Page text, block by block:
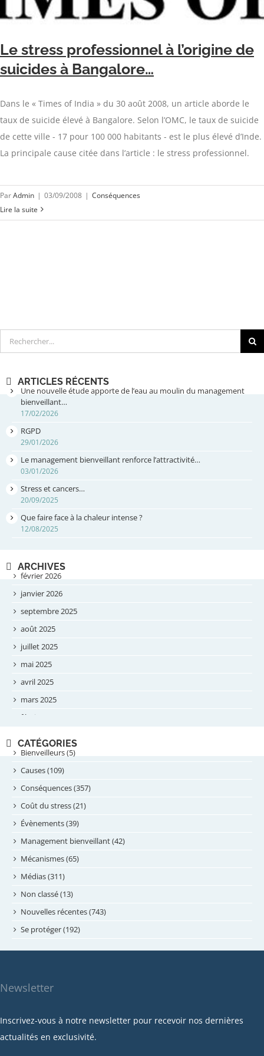
Le stress professionnel à l’origine de
suicides à Bangalore…
Dans le « Times of India » du 30 août 2008, un article aborde le
taux de suicide élevé à Bangalore. Selon l’OMC, le taux de suicide
de cette ville - 17 pour 100 000 habitants - est le plus élevé d’Inde.
La principale cause citée dans l’article : le stress professionnel.
ParAdmin | 03/09/2008 | Conséquences
Lire la suite
Rechercher
ARTICLES RÉCENTS
Une nouvelle étude apporte de l’eau au moulin du management
bienveillant…
17/02/2026
RGPD
29/01/2026
Le management bienveillant renforce l’attractivité…
03/01/2026
Stress et cancers…
20/09/2025
Que faire face à la chaleur intense ?
12/08/2025
ARCHIVES
février 2026
janvier 2026
septembre 2025
août 2025
juillet 2025
mai 2025
avril 2025
mars 2025
février 2025
septembre 2024
août 2024
juillet 2024
juin 2024
mai 2024
avril 2024
février 2024
janvier 2024
novembre 2023
octobre 2023
septembre 2023
mars 2023
janvier 2023
décembre 2022
CATÉGORIES
Bienveilleurs (5)
Causes (109)
Conséquences (357)
Coût du stress (21)
Évènements (39)
Management bienveillant (42)
Mécanismes (65)
Médias (311)
Non classé (13)
Nouvelles récentes (743)
Se protéger (192)
Newsletter
Inscrivez-vous à notre newsletter pour recevoir nos dernières
actualités en exclusivité.